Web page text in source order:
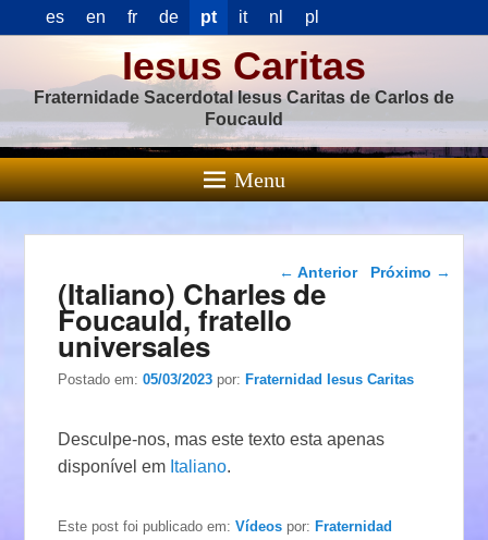
es en fr de pt it nl pl
Iesus Caritas
Fraternidade Sacerdotal Iesus Caritas de Carlos de
Foucauld
Menu
Navegação das
← Anterior Próximo →
(Italiano) Charles de
Foucauld, fratello
universales
Postado em:05/03/2023 por:Fraternidad Iesus Caritas
Desculpe-nos, mas este texto esta apenas
disponível em Italiano.
Este post foi publicado em:Vídeos por:Fraternidad